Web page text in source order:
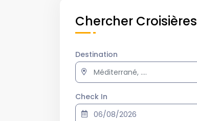
Chercher Croisières
Destination
Check In